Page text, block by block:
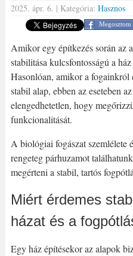
2025. ápr. 6. | Kategória: Hasznos
Megosztom
Amikor egy építkezés során az
stabilitása kulcsfontosságú a
Hasonlóan, amikor a fogainkról
stabil alap, ebben az eseteben
elengedhetetlen, hogy
funkcionalitását.
A biológiai fogászat szemlélete
rengeteg párhuzamot
megérteni a stabil, tartós
Miért érdemes
házat és a
Egy ház építésekor az alapok